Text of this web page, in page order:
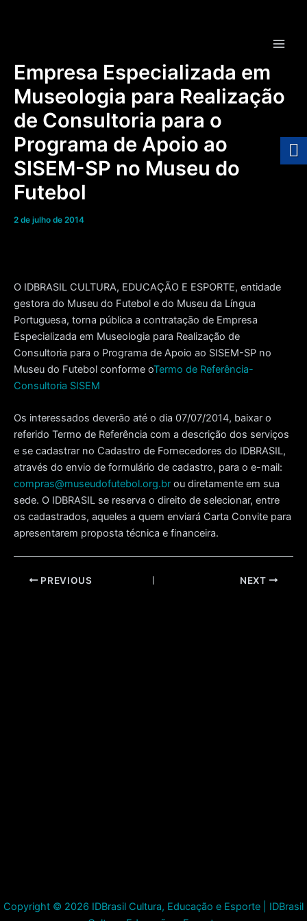
Empresa Especializada em
Museologia para Realização
de Consultoria para o
Programa de Apoio ao
SISEM-SP no Museu do
Futebol
2 de julho de 2014
O IDBRASIL CULTURA, EDUCAÇÃO E ESPORTE, entidade
gestora do Museu do Futebol e do Museu da Língua
Portuguesa, torna pública a contratação de Empresa
Especializada em Museologia para Realização de
Consultoria para o Programa de Apoio ao SISEM-SP no
Museu do Futebol conforme oTermo de Referência-
Consultoria SISEM
Os interessados deverão até o dia 07/07/2014, baixar o
referido Termo de Referência com a descrição dos serviços
e se cadastrar no Cadastro de Fornecedores do IDBRASIL,
através do envio de formulário de cadastro, para o e-mail:
compras@museudofutebol.org.br ou diretamente em sua
sede. O IDBRASIL se reserva o direito de selecionar, entre
os cadastrados, aqueles a quem enviará Carta Convite para
apresentarem proposta técnica e financeira.
Post PREVIOUS NEXT
Copyright © 2026 IDBrasil Cultura, Educação e Esporte | IDBrasil